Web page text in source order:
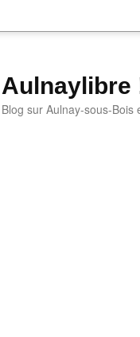
Aulnaylibre
Blog sur Aulnay-sous-Bois